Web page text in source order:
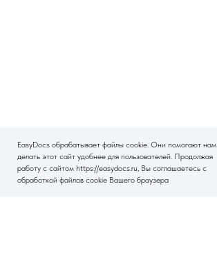
EasyDocs обрабатывает файлы cookie. Они помогают нам
делать этот сайт удобнее для пользователей. Продолжая
работу с сайтом https://easydocs.ru, Вы соглашаетесь с
обработкой файлов cookie Вашего браузера